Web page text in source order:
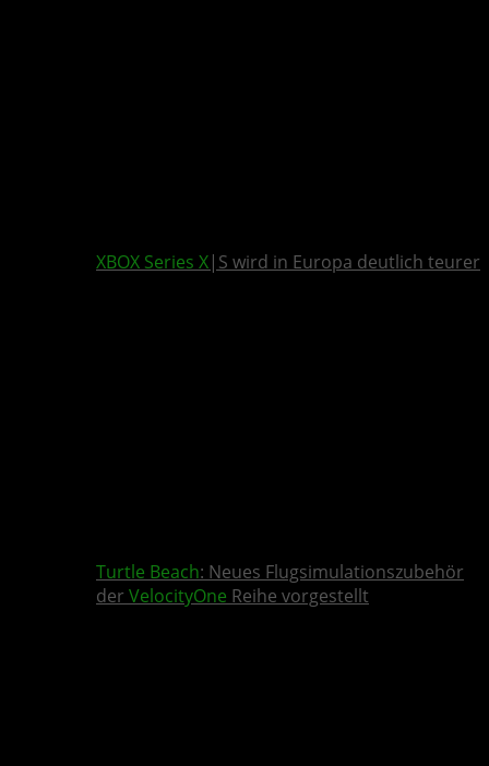
XBOX Series X|S wird in Europa deutlich teurer
Turtle Beach: Neues Flugsimulationszubehör
der VelocityOne Reihe vorgestellt